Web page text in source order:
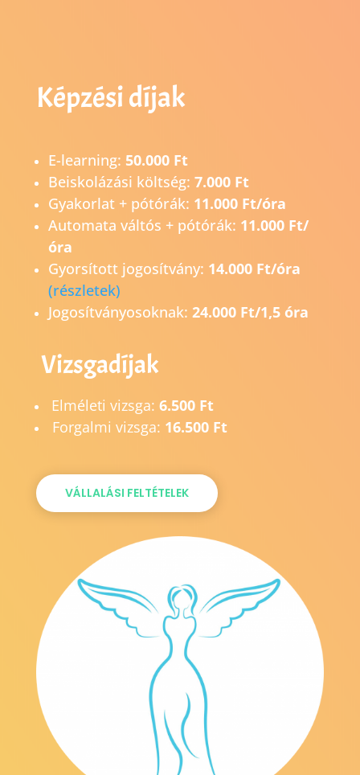
Képzési díjak
E-learning: 50.000 Ft
Beiskolázási költség: 7.000 Ft
Gyakorlat + pótórák: 11.000 Ft/óra
Automata váltós + pótórák: 11.000 Ft/
óra
Gyorsított jogosítvány: 14.000 Ft/óra
(részletek)
Jogosítványosoknak: 24.000 Ft/1,5 óra
Vizsgadíjak
Elméleti vizsga: 6.500 Ft
Forgalmi vizsga: 16.500 Ft
VÁLLALÁSI FELTÉTELEK